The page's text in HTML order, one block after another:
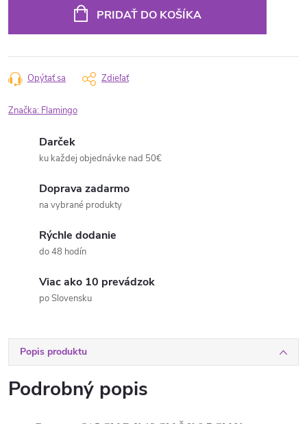
PRIDAŤ DO KOŠÍKA
Opýtať sa Zdieľať
Značka: Flamingo
Darček
ku každej objednávke nad 50€
Doprava zadarmo
na vybrané produkty
Rýchle dodanie
do 48 hodín
Viac ako 10 prevádzok
po Slovensku
Popis produktu
Podrobný popis